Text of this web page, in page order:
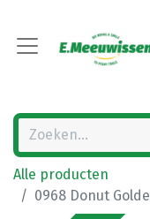
Alle producten
0968 Donut